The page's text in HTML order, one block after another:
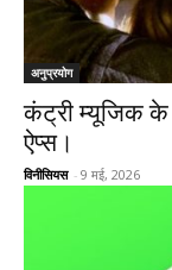
अनुप्रयोग
कंट्री म्यूजिक
ऐप्स।
विनीसियस - 9 मई, 2026